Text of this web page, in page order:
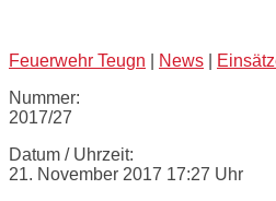
Feuerwehr Teugn News
Nummer:
2017/27
Datum / Uhrzeit:
21. November 2017 17:27 Uhr